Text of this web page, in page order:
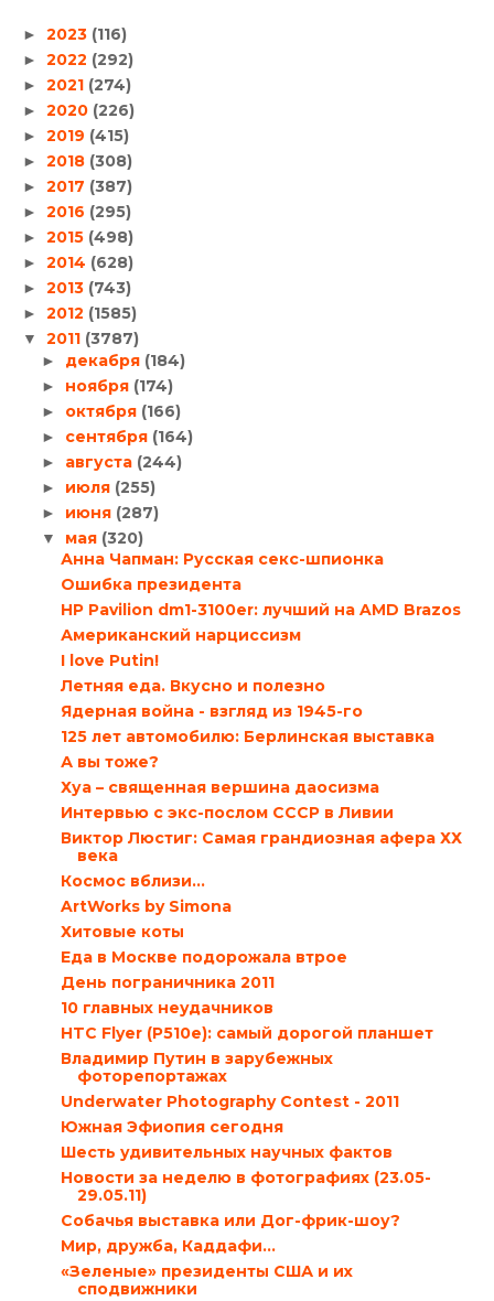
► 2023 (116)
► 2022 (292)
► 2021 (274)
► 2020 (226)
► 2019 (415)
► 2018 (308)
► 2017 (387)
► 2016 (295)
► 2015 (498)
► 2014 (628)
► 2013 (743)
► 2012 (1585)
▼ 2011 (3787)
► декабря (184)
► ноября (174)
► октября (166)
► сентября (164)
► августа (244)
► июля (255)
► июня (287)
▼ мая (320)
Анна Чапман: Русская секс-шпионка
Ошибка президента
HP Pavilion dm1-3100er: лучший на AMD Brazos
Американский нарциссизм
I love Putin!
Летняя еда. Вкусно и полезно
Ядерная война - взгляд из 1945-го
125 лет автомобилю: Берлинская выставка
А вы тоже?
Хуа – священная вершина даосизма
Интервью с экс-послом СССР в Ливии
Виктор Люстиг: Самая грандиозная афера ХХ
века
Космос вблизи…
ArtWorks by Simona
Хитовые коты
Еда в Москве подорожала втрое
День пограничника 2011
10 главных неудачников
HTC Flyer (P510e): самый дорогой планшет
Владимир Путин в зарубежных
фоторепортажах
Underwater Photography Contest - 2011
Южная Эфиопия сегодня
Шесть удивительных научных фактов
Новости за неделю в фотографиях (23.05-
29.05.11)
Собачья выставка или Дог-фрик-шоу?
Мир, дружба, Каддафи…
«Зеленые» президенты США и их
сподвижники